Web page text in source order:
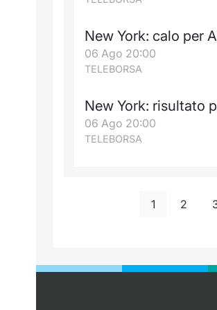
New York: calo per
06 Ago 20:00
TELEBORSA
New York: risultato
06 Ago 20:00
TELEBORSA
1 2